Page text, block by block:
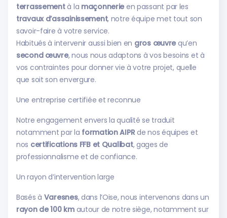
terrassementà la maçonnerie en passant par les
travaux d’assainissement, notre équipe met tout son
savoir-faire à votre service.
Habitués à intervenir aussi bien en gros œuvre qu’en
second œuvre, nous nous adaptons à vos besoins et à
vos contraintes pour donner vie à votre projet, quelle
que soit son envergure.
Une entreprise certifiée et reconnue
Notre engagement envers la qualité se traduit
notamment par la formation AIPRde nos équipes et
nos certifications FFB et Qualibat, gages de
professionnalisme et de confiance.
Un rayon d’intervention large
Basés à Varesnes, dans l’Oise, nous intervenons dans un
rayon de 100 kmautour de notre siège, notamment sur